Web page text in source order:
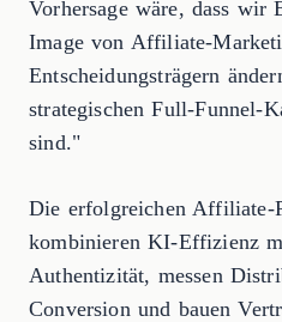
Vorhersage wäre, dass wir
Image von Affiliate-
Entscheidungsträgern
strategischen Full-Funnel-
sind."
Die erfolgreichen Affiliate-
kombinieren KI-Effizienz
Authentizität, messen
Conversion und bauen